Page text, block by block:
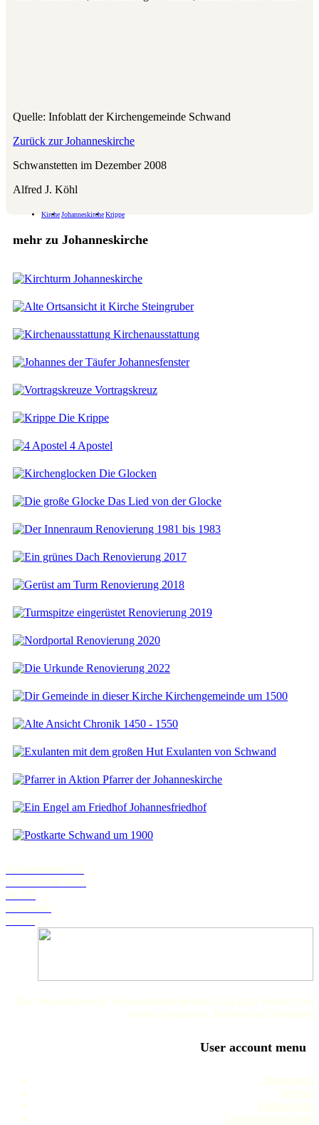
Quelle: Infoblatt der Kirchengemeinde Schwand
Zurück zur Johanneskirche
Schwanstetten im Dezember 2008
Alfred J. Köhl
KircheJohanneskircheKrippe
mehr zu Johanneskirche
Johanneskirche
Steingruber
Kirchenausstattung
Johannesfenster
Vortragskreuz
Die Krippe
4 Apostel
Die Glocken
Das Lied von der Glocke
Renovierung 1981 bis 1983
Renovierung 2017
Renovierung 2018
Renovierung 2019
Renovierung 2020
Renovierung 2022
Kirchengemeinde um 1500
Chronik 1450 - 1550
Exulanten von Schwand
Pfarrer der Johanneskirche
Johannesfriedhof
Schwand um 1900
Schwanstetten.de
Landratsamt Roth
BLFD
Landkarte
Wetter
Der Museumsverein Schwanstetten bedankt sich ganz herzlich bei
seinen Sponsoren, Helfern und Freunden
User account menu
Impressum
Service
Datenschutz
Literaturverzeichnis